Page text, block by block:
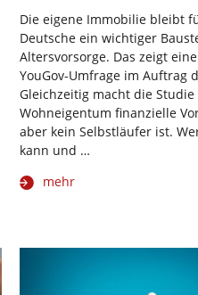
Die eigene Immobilie bleibt
Deutsche ein wichtiger
Altersvorsorge. Das zeigt
YouGov-Umfrage im Auftrag
Gleichzeitig macht die
Wohneigentum finanzielle
aber kein Selbstläufer ist.
kann und …
mehr